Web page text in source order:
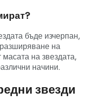
бъде изчерпан,
на
на звездата,
начини.
звезди